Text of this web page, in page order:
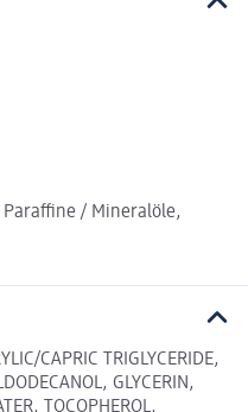
Paraffine / Mineralöle,
CAPRIC TRIGLYCERIDE,
GLYCERIN,
TOCOPHEROL,